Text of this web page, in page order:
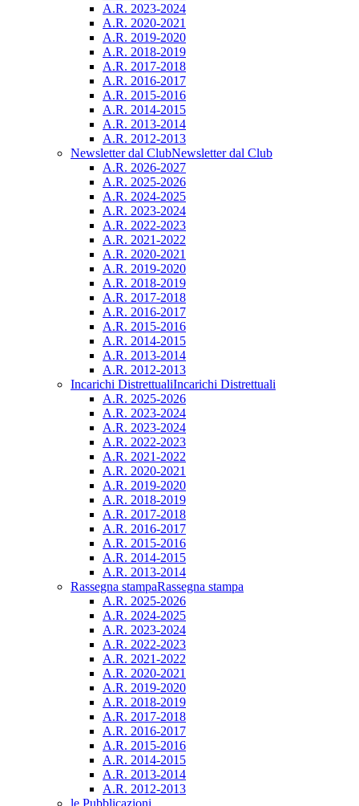
A.R. 2023-2024
A.R. 2020-2021
A.R. 2019-2020
A.R. 2018-2019
A.R. 2017-2018
A.R. 2016-2017
A.R. 2015-2016
A.R. 2014-2015
A.R. 2013-2014
A.R. 2012-2013
Newsletter dal ClubNewsletter dal Club
A.R. 2026-2027
A.R. 2025-2026
A.R. 2024-2025
A.R. 2023-2024
A.R. 2022-2023
A.R. 2021-2022
A.R. 2020-2021
A.R. 2019-2020
A.R. 2018-2019
A.R. 2017-2018
A.R. 2016-2017
A.R. 2015-2016
A.R. 2014-2015
A.R. 2013-2014
A.R. 2012-2013
Incarichi DistrettualiIncarichi Distrettuali
A.R. 2025-2026
A.R. 2023-2024
A.R. 2023-2024
A.R. 2022-2023
A.R. 2021-2022
A.R. 2020-2021
A.R. 2019-2020
A.R. 2018-2019
A.R. 2017-2018
A.R. 2016-2017
A.R. 2015-2016
A.R. 2014-2015
A.R. 2013-2014
Rassegna stampaRassegna stampa
A.R. 2025-2026
A.R. 2024-2025
A.R. 2023-2024
A.R. 2022-2023
A.R. 2021-2022
A.R. 2020-2021
A.R. 2019-2020
A.R. 2018-2019
A.R. 2017-2018
A.R. 2016-2017
A.R. 2015-2016
A.R. 2014-2015
A.R. 2013-2014
A.R. 2012-2013